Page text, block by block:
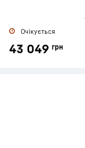
Очікується
43 049 грн